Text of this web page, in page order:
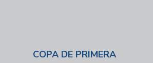
COPA DE PRIMERA